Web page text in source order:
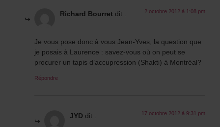
Richard Bourret dit : 2 octobre 2012 à 1:08 pm
Je vous pose donc à vous Jean-Yves, la question que
je posais à Laurence : savez-vous où on peut se
procurer un tapis d’accupression (Shakti) à Montréal?
Répondre
JYD dit : 17 octobre 2012 à 9:31 pm